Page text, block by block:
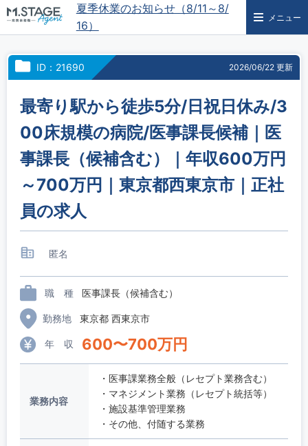
夏季休業のお知らせ（8/11～8/
16）
メニュー
ID：21690 2026/06/22 更新
最寄り駅から徒歩5分/日祝日休み/3
00床規模の病院/医事課長候補｜医
事課長（候補含む）｜年収600万円
～700万円｜東京都西東京市｜正社
員の求人
匿名
職 種 医事課長（候補含む）
勤務地 東京都 西東京市
年 収 600〜700万円
業務内容
・医事課業務全般（レセプト業務含む）
・マネジメント業務（レセプト統括等）
・施設基準管理業務
・その他、付随する業務